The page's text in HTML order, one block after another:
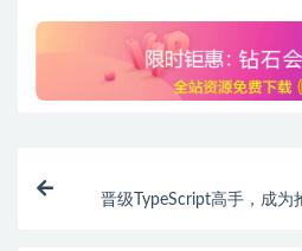
晋级TypeScript高手，成为